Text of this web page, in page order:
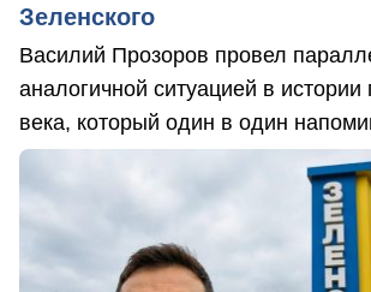
Зеленского
Василий Прозоров провел
аналогичной ситуацией в
века, который один в один